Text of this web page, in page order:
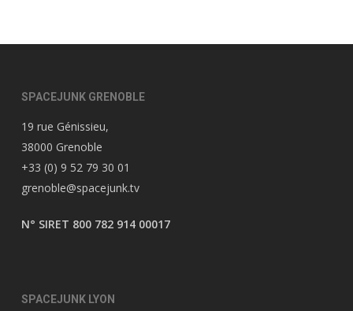
SPACEJUNK GRENOBLE
19 rue Génissieu,
38000 Grenoble
+33 (0) 9 52 79 30 01
grenoble@spacejunk.tv
N° SIRET 800 782 914 00017
SPACEJUNK LYON